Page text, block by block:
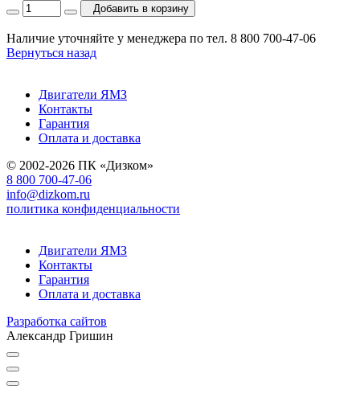
Добавить в корзину
Наличие уточняйте у менеджера по тел. 8 800 700-47-06
Вернуться назад
Двигатели ЯМЗ
Контакты
Гарантия
Оплата и доставка
© 2002-2026 ПК «Дизком»
8 800 700-47-06
info@dizkom.ru
политика конфиденциальности
Двигатели ЯМЗ
Контакты
Гарантия
Оплата и доставка
Разработка сайтов
Александр Гришин